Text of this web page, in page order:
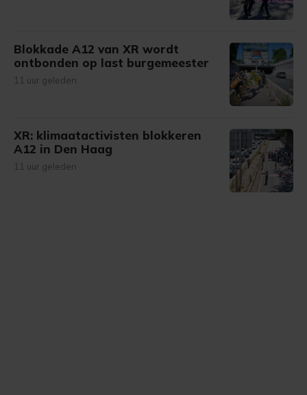
Blokkade A12 van XR wordt
ontbonden op last burgemeester
11 uur geleden
XR: klimaatactivisten blokkeren
A12 in Den Haag
11 uur geleden